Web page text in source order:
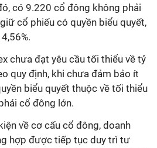
có 9.220 cổ đông không phải
cổ phiếu có quyền biểu quyết,
chưa đạt yêu cầu tối thiểu về tỷ
quy định, khi chưa đảm bảo ít
biểu quyết thuộc về tối thiểu
cổ đông lớn.
về cơ cấu cổ đông, doanh
hợp được tiếp tục duy trì tư